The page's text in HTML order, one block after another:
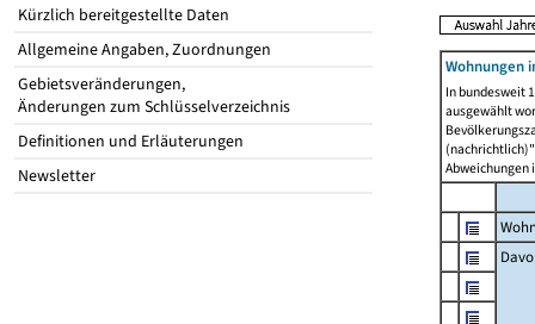
Kürzlich bereitgestellte Daten
Allgemeine Angaben, Zuordnungen
Gebietsveränderungen,
Änderungen zum Schlüsselverzeichnis
Definitionen und Erläuterungen
Newsletter
Wohnungen
In bundesweit
ausgewählt
Abweichungen